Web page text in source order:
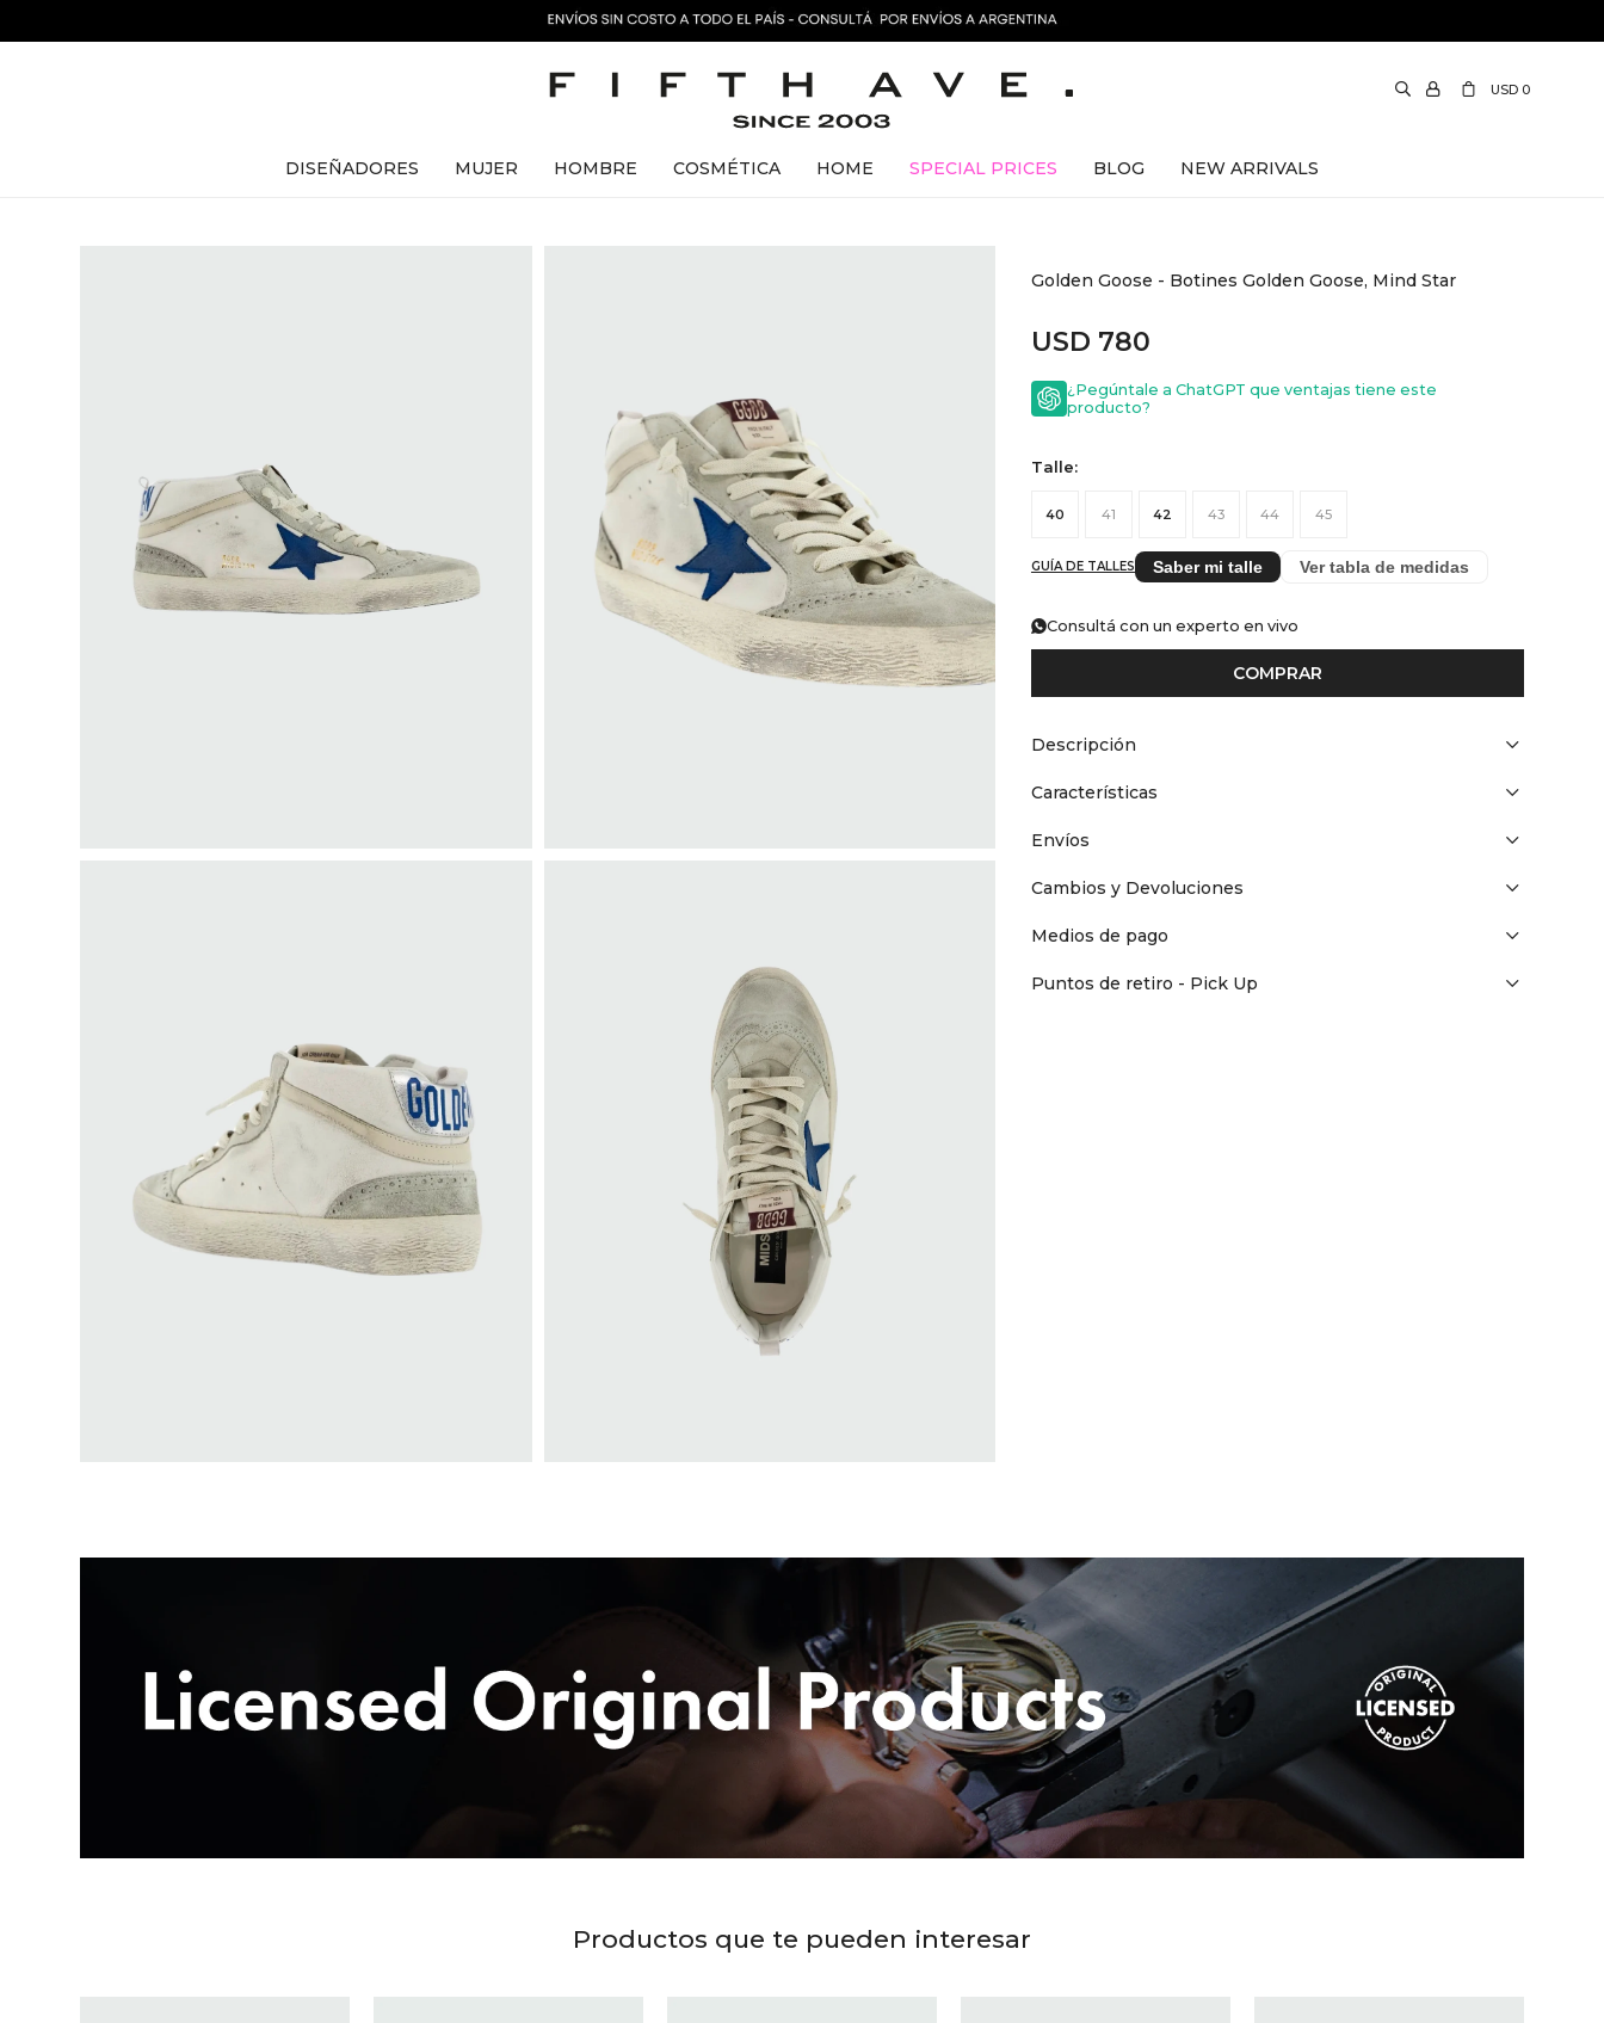
DISEÑADORES MUJER HOMBRE COSMÉTICA HOME SPECIAL PRICES BLOG NEW ARRIVALS
USD 0
Golden Goose - Botines Golden Goose, Mind Star
USD 780
¿Pegúntale a ChatGPT que ventajas tiene este
producto?
Talle:
40 41 42 43 44 45
GUÍA DE TALLES Saber mi talle Ver tabla de medidas
Consultá con un experto en vivo
COMPRAR
Descripción
Características
Envíos
Cambios y Devoluciones
Medios de pago
Puntos de retiro - Pick Up
Productos que te pueden interesar